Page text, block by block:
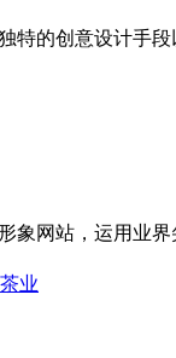
的创意设计手
网站，运用业
业